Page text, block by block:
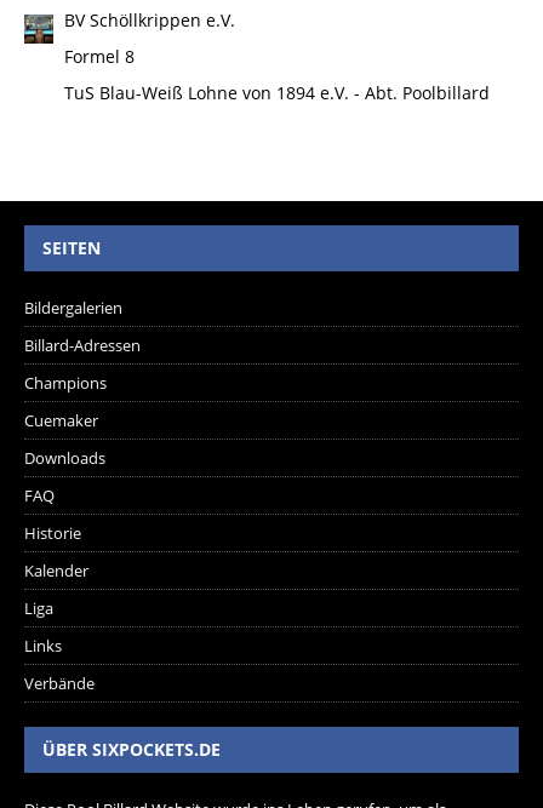
BV Schöllkrippen e.V.
Formel 8
TuS Blau-Weiß Lohne von 1894 e.V. - Abt. Poolbillard
SEITEN
Bildergalerien
Billard-Adressen
Champions
Cuemaker
Downloads
FAQ
Historie
Kalender
Liga
Links
Verbände
ÜBER SIXPOCKETS.DE